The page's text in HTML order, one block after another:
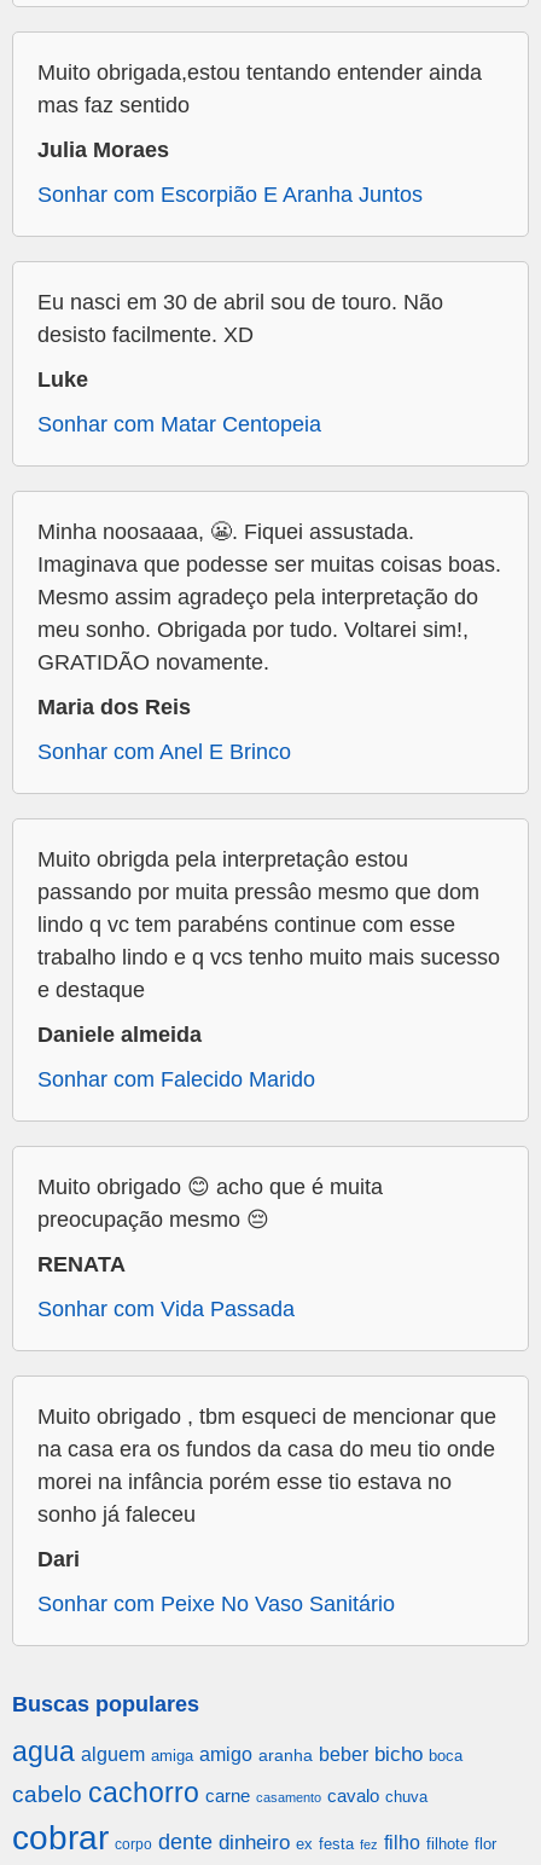
Muito obrigada,estou tentando entender ainda
mas faz sentido
Julia Moraes
Sonhar com Escorpião E Aranha Juntos
Eu nasci em 30 de abril sou de touro. Não
desisto facilmente. XD
Luke
Sonhar com Matar Centopeia
Minha noosaaaa, 😬. Fiquei assustada.
Imaginava que podesse ser muitas coisas boas.
Mesmo assim agradeço pela interpretação do
meu sonho. Obrigada por tudo. Voltarei sim!,
GRATIDÃO novamente.
Maria dos Reis
Sonhar com Anel E Brinco
Muito obrigda pela interpretaçâo estou
passando por muita pressâo mesmo que dom
lindo q vc tem parabéns continue com esse
trabalho lindo e q vcs tenho muito mais sucesso
e destaque
Daniele almeida
Sonhar com Falecido Marido
Muito obrigado 😊 acho que é muita
preocupação mesmo 😔
RENATA
Sonhar com Vida Passada
Muito obrigado , tbm esqueci de mencionar que
na casa era os fundos da casa do meu tio onde
morei na infância porém esse tio estava no
sonho já faleceu
Dari
Sonhar com Peixe No Vaso Sanitário
Buscas populares
agua alguem amiga amigo aranha beber bicho boca
cabelo cachorro carne casamento cavalo chuva
cobrar corpo dente dinheiro ex festa fez filho filhote flor